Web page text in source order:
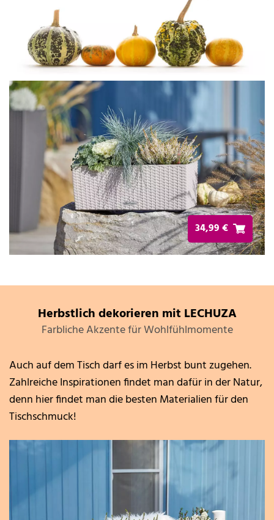
34,99 €
Herbstlich dekorieren mit LECHUZA
Farbliche Akzente für Wohlfühlmomente
Auch auf dem Tisch darf es im Herbst bunt zugehen.
Zahlreiche Inspirationen findet man dafür in der Natur,
denn hier findet man die besten Materialien für den
Tischschmuck!